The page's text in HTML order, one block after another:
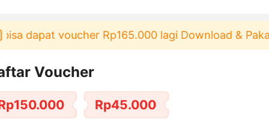
voucher Rp165.000 lagi Download & Pakai！
Voucher
Rp45.000